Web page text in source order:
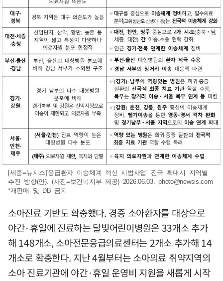
[세종=뉴시스]'응급환자 이송체계 혁신 시범사업' 전국 확대시 지역별
추진 방향(안). (사진=보건복지부 제공) 2026.06.03.photo@newsis.com
*재판매 및 DB 금지
소아진료 기반도 확충했다. 경증 소아환자를 대상으로
야간·휴일에 진료하는 달빛어린이병원은 33개소 추가
해 148개소, 소아전문응급의료센터는 2개소 추가해 14
개소로 확충한다. 지난 4월부터는 소아의료 취약지역의
소아 진료기관에 야간·휴일 운영비 지원을 새롭게 시작